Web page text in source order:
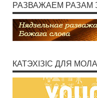
РАЗВАЖАЕМ РАЗАМ З
КАТЭХІЗІС ДЛЯ